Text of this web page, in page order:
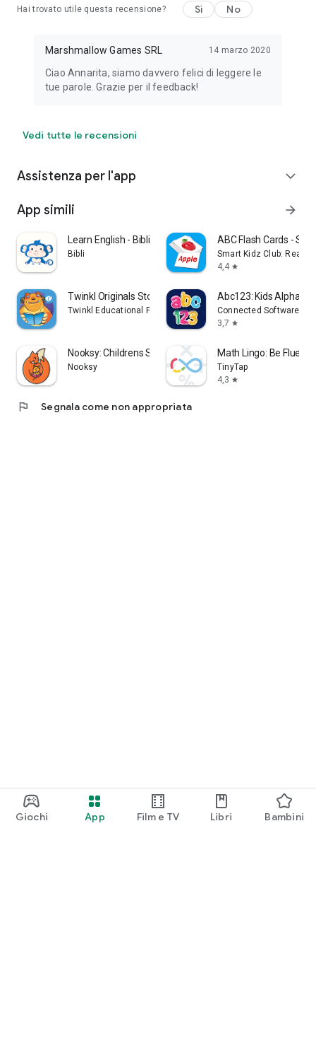
Giochi App Film e TV Libri Bambini
Hai trovato utile questa recensione? Sì No
Marshmallow Games SRL 14 marzo 2020
Ciao Annarita, siamo davvero felici di leggere le
tue parole. Grazie per il feedback!
Vedi tutte le recensioni
Assistenza per l'app expand_more
App simili arrow_forward
Learn English - Bibli Kids
Bibli
ABC Flash Cards -
Smart Kidz Club:
4,4 star
Twinkl Originals Story Books
Twinkl Educational Publishing
Abc123: Kids
Connected Softwares
3,7 star
Nooksy: Childrens Story Time
Nooksy
Math Lingo: Be Fluent
TinyTap
4,3 star
flag Segnala come non appropriata